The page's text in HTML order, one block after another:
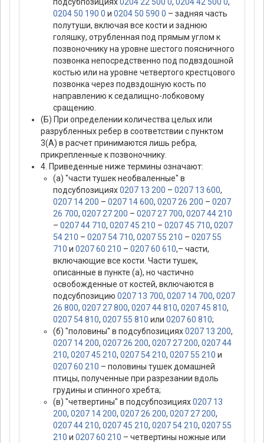
0204 50 190 0 и 0204 50 590 0 – задняя часть
полутуши, включая все кости и заднюю
голяшку, отрубленная под прямым углом к
позвоночнику на уровне шестого поясничного
позвонка непосредственно под подвздошной
костью или на уровне четвертого крестцового
позвонка через подвздошную кость по
направлению к седалищно-лобковому
сращению.
(Б) При определении количества целых или
разрубленных ребер в соответствии с пунктом
3(А) в расчет принимаются лишь ребра,
прикрепленные к позвоночнику.
4. Приведенные ниже термины означают:
(а) "части тушек необваленные" в
подсубпозициях0207 13 200 – 0207 13 600,
0207 14 200 – 0207 14 600, 0207 26 200 – 0207
26 700, 0207 27 200 – 0207 27 700, 0207 44 210
– 0207 44 710, 0207 45 210 – 0207 45 710, 0207
54 210 – 0207 54 710, 0207 55 210 – 0207 55
710 и 0207 60 210 – 0207 60 610,– части,
включающие все кости. Части тушек,
описанные в пункте (а), но частично
освобожденные от костей, включаются в
подсубпозицию 0207 13 700, 0207 14 700, 0207
26 800, 0207 27 800, 0207 44 810, 0207 45 810,
0207 54 810, 0207 55 810 или 0207 60 810;
(б) "половины" в подсубпозициях0207 13 200,
0207 14 200, 0207 26 200, 0207 27 200, 0207 44
210, 0207 45 210, 0207 54 210, 0207 55 210 и
0207 60 210 – половины тушек домашней
птицы, полученные при разрезании вдоль
грудины и спинного хребта;
(в) "четвертины" в подсубпозициях0207 13
200, 0207 14 200, 0207 26 200, 0207 27 200,
0207 44 210, 0207 45 210, 0207 54 210, 0207 55
210 и 0207 60 210 – четвертины ножные или